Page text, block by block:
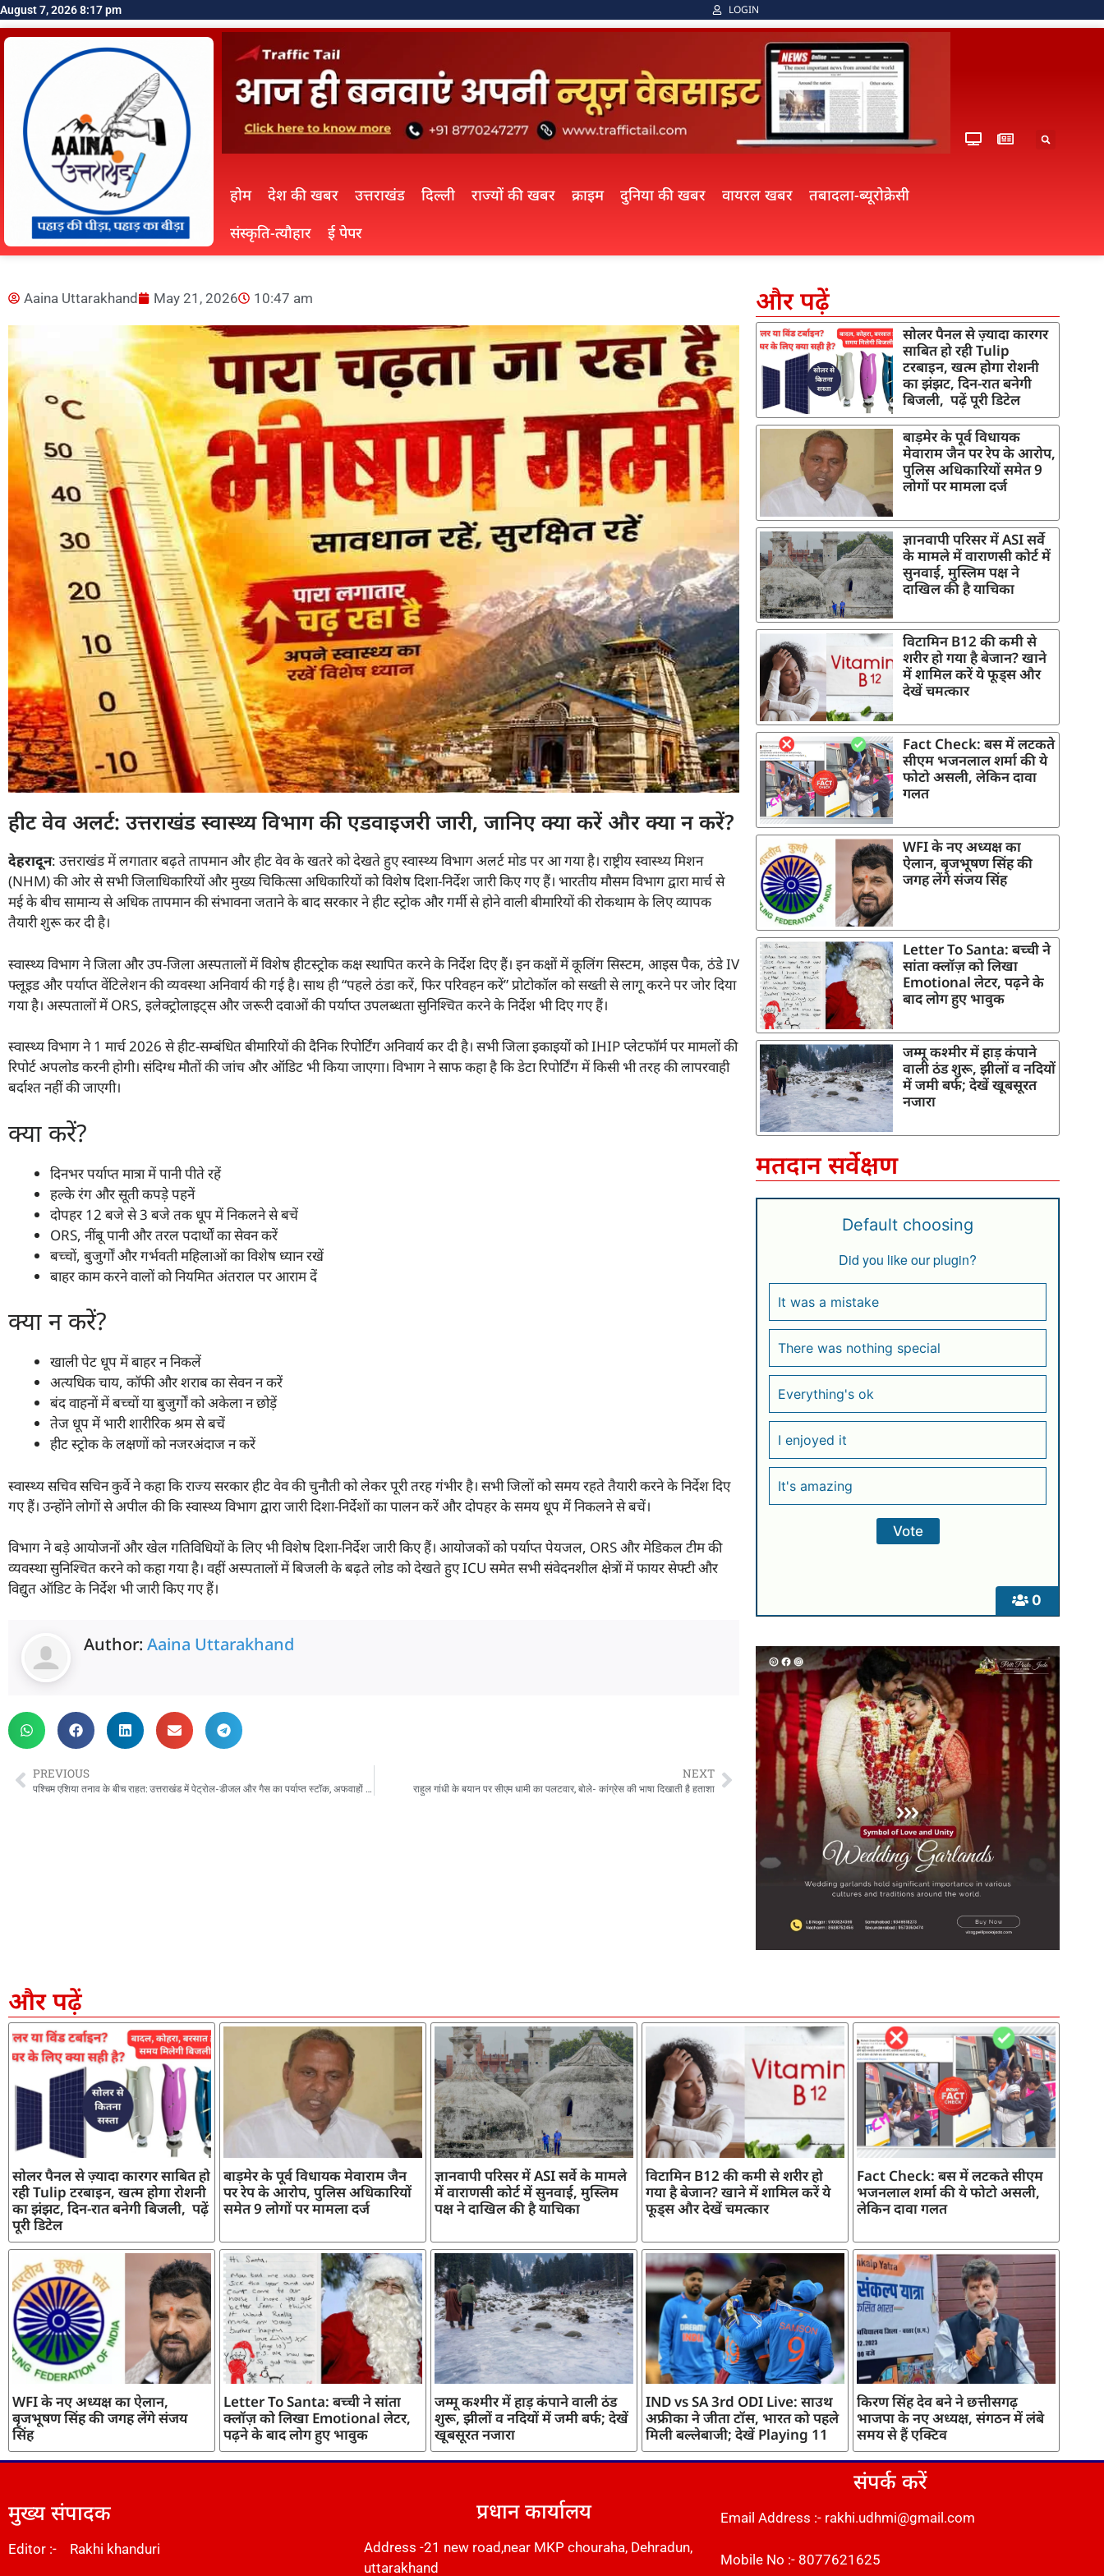
August 7, 2026 8:17 pm LOGIN
होम देश की खबर उत्तराखंड दिल्ली राज्यों की खबर क्राइम दुनिया की खबर वायरल खबर
तबादला-ब्यूरोक्रेसी
संस्कृति-त्यौहार
ई पेपर
Aaina Uttarakhand May 21, 2026 10:47 am
हीट वेव अलर्ट: उत्तराखंड स्वास्थ्य विभाग की एडवाइजरी जारी, जानिए क्या करें और क्या न करें?
देहरादून: उत्तराखंड में लगातार बढ़ते तापमान और हीट वेव के खतरे को देखते हुए स्वास्थ्य विभाग अलर्ट मोड पर आ गया है। राष्ट्रीय स्वास्थ्य मिशन
(NHM) की ओर से सभी जिलाधिकारियों और मुख्य चिकित्सा अधिकारियों को विशेष दिशा-निर्देश जारी किए गए हैं। भारतीय मौसम विभाग द्वारा मार्च से
मई के बीच सामान्य से अधिक तापमान की संभावना जताने के बाद सरकार ने हीट स्ट्रोक और गर्मी से होने वाली बीमारियों की रोकथाम के लिए व्यापक
तैयारी शुरू कर दी है।
स्वास्थ्य विभाग ने जिला और उप-जिला अस्पतालों में विशेष हीटस्ट्रोक कक्ष स्थापित करने के निर्देश दिए हैं। इन कक्षों में कूलिंग सिस्टम, आइस पैक, ठंडे IV
फ्लूइड और पर्याप्त वेंटिलेशन की व्यवस्था अनिवार्य की गई है। साथ ही “पहले ठंडा करें, फिर परिवहन करें” प्रोटोकॉल को सख्ती से लागू करने पर जोर दिया
गया है। अस्पतालों में ORS, इलेक्ट्रोलाइट्स और जरूरी दवाओं की पर्याप्त उपलब्धता सुनिश्चित करने के निर्देश भी दिए गए हैं।
स्वास्थ्य विभाग ने 1 मार्च 2026 से हीट-सम्बंधित बीमारियों की दैनिक रिपोर्टिंग अनिवार्य कर दी है। सभी जिला इकाइयों को IHIP प्लेटफॉर्म पर मामलों की
रिपोर्ट अपलोड करनी होगी। संदिग्ध मौतों की जांच और ऑडिट भी किया जाएगा। विभाग ने साफ कहा है कि डेटा रिपोर्टिंग में किसी भी तरह की लापरवाही
बर्दाश्त नहीं की जाएगी।
क्या करें?
दिनभर पर्याप्त मात्रा में पानी पीते रहें
हल्के रंग और सूती कपड़े पहनें
दोपहर 12 बजे से 3 बजे तक धूप में निकलने से बचें
ORS, नींबू पानी और तरल पदार्थों का सेवन करें
बच्चों, बुजुर्गों और गर्भवती महिलाओं का विशेष ध्यान रखें
बाहर काम करने वालों को नियमित अंतराल पर आराम दें
क्या न करें?
खाली पेट धूप में बाहर न निकलें
अत्यधिक चाय, कॉफी और शराब का सेवन न करें
बंद वाहनों में बच्चों या बुजुर्गों को अकेला न छोड़ें
तेज धूप में भारी शारीरिक श्रम से बचें
हीट स्ट्रोक के लक्षणों को नजरअंदाज न करें
स्वास्थ्य सचिव सचिन कुर्वे ने कहा कि राज्य सरकार हीट वेव की चुनौती को लेकर पूरी तरह गंभीर है। सभी जिलों को समय रहते तैयारी करने के निर्देश दिए
गए हैं। उन्होंने लोगों से अपील की कि स्वास्थ्य विभाग द्वारा जारी दिशा-निर्देशों का पालन करें और दोपहर के समय धूप में निकलने से बचें।
विभाग ने बड़े आयोजनों और खेल गतिविधियों के लिए भी विशेष दिशा-निर्देश जारी किए हैं। आयोजकों को पर्याप्त पेयजल, ORS और मेडिकल टीम की
व्यवस्था सुनिश्चित करने को कहा गया है। वहीं अस्पतालों में बिजली के बढ़ते लोड को देखते हुए ICU समेत सभी संवेदनशील क्षेत्रों में फायर सेफ्टी और
विद्युत ऑडिट के निर्देश भी जारी किए गए हैं।
Author: Aaina Uttarakhand
PREVIOUS
पश्चिम एशिया तनाव के बीच राहत: उत्तराखंड में पेट्रोल-डीजल और गैस का पर्याप्त स्टॉक, अफवाहों से बचने की अपील
NEXT
राहुल गांधी के बयान पर सीएम धामी का पलटवार, बोले- कांग्रेस की भाषा दिखाती है हताशा
और पढ़ें
सोलर पैनल से ज़्यादा कारगर
साबित हो रही Tulip
टरबाइन, खत्म होगा रोशनी
का झंझट, दिन-रात बनेगी
बिजली, पढ़ें पूरी डिटेल
बाड़मेर के पूर्व विधायक
मेवाराम जैन पर रेप के आरोप,
पुलिस अधिकारियों समेत 9
लोगों पर मामला दर्ज
ज्ञानवापी परिसर में ASI सर्वे
के मामले में वाराणसी कोर्ट में
सुनवाई, मुस्लिम पक्ष ने
दाखिल की है याचिका
विटामिन B12 की कमी से
शरीर हो गया है बेजान? खाने
में शामिल करें ये फूड्स और
देखें चमत्कार
Fact Check: बस में लटकते
सीएम भजनलाल शर्मा की ये
फोटो असली, लेकिन दावा
गलत
WFI के नए अध्यक्ष का
ऐलान, बृजभूषण सिंह की
जगह लेंगे संजय सिंह
Letter To Santa: बच्ची ने
सांता क्लॉज़ को लिखा
Emotional लेटर, पढ़ने के
बाद लोग हुए भावुक
जम्मू कश्मीर में हाड़ कंपाने
वाली ठंड शुरू, झीलों व नदियों
में जमी बर्फ; देखें खूबसूरत
नजारा
मतदान सर्वेक्षण
0
Default choosing
Did you like our plugin?
It was a mistake
There was nothing special
Everything's ok
I enjoyed it
It's amazing
और पढ़ें
सोलर पैनल से ज़्यादा कारगर साबित हो
रही Tulip टरबाइन, खत्म होगा रोशनी
का झंझट, दिन-रात बनेगी बिजली, पढ़ें
पूरी डिटेल
बाड़मेर के पूर्व विधायक मेवाराम जैन
पर रेप के आरोप, पुलिस अधिकारियों
समेत 9 लोगों पर मामला दर्ज
ज्ञानवापी परिसर में ASI सर्वे के मामले
में वाराणसी कोर्ट में सुनवाई, मुस्लिम
पक्ष ने दाखिल की है याचिका
विटामिन B12 की कमी से शरीर हो
गया है बेजान? खाने में शामिल करें ये
फूड्स और देखें चमत्कार
Fact Check: बस में लटकते सीएम
भजनलाल शर्मा की ये फोटो असली,
लेकिन दावा गलत
WFI के नए अध्यक्ष का ऐलान,
बृजभूषण सिंह की जगह लेंगे संजय
सिंह
Letter To Santa: बच्ची ने सांता
क्लॉज़ को लिखा Emotional लेटर,
पढ़ने के बाद लोग हुए भावुक
जम्मू कश्मीर में हाड़ कंपाने वाली ठंड
शुरू, झीलों व नदियों में जमी बर्फ; देखें
खूबसूरत नजारा
IND vs SA 3rd ODI Live: साउथ
अफ्रीका ने जीता टॉस, भारत को पहले
मिली बल्लेबाजी; देखें Playing 11
किरण सिंह देव बने ने छत्तीसगढ़
भाजपा के नए अध्यक्ष, संगठन में लंबे
समय से हैं एक्टिव
मुख्य संपादक
Editor :- Rakhi khanduri
प्रधान कार्यालय
Address -21 new road,near MKP chouraha, Dehradun,
uttarakhand
संपर्क करें
Email Address :- rakhi.udhmi@gmail.com
Mobile No :- 8077621625